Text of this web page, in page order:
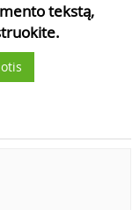
tekstą,